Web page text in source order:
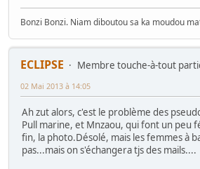
Bonzi Bonzi. Niam diboutou sa ka moudou
ECLIPSE
Membre touche-à-tout
02 Mai 2013 à 14:05
Ah zut alors, c'est le problème des
Pull marine, et Mnzaou, qui font un peu
fin, la photo.Désolé, mais les femmes à
pas...mais on s'échangera tjs des mails....